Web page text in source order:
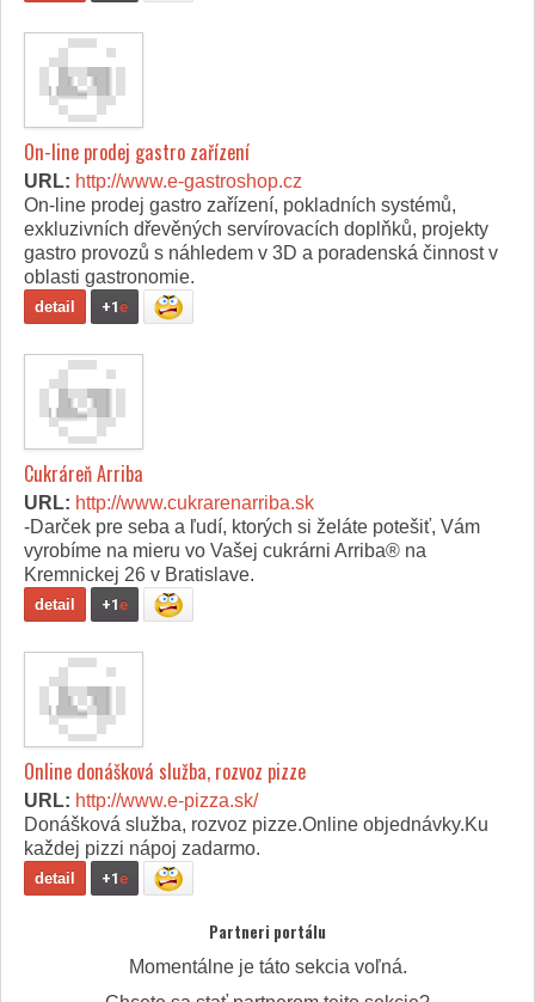
On-line prodej gastro zařízení
URL: http://www.e-gastroshop.cz
On-line prodej gastro zařízení, pokladních systémů,
exkluzivních dřevěných servírovacích doplňků, projekty
gastro provozů s náhledem v 3D a poradenská činnost v
oblasti gastronomie.
detail +1e
Cukráreň Arriba
URL: http://www.cukrarenarriba.sk
-Darček pre seba a ľudí, ktorých si želáte potešiť, Vám
vyrobíme na mieru vo Vašej cukrárni Arriba® na
Kremnickej 26 v Bratislave.
detail +1e
Online donášková služba, rozvoz pizze
URL: http://www.e-pizza.sk/
Donášková služba, rozvoz pizze.Online objednávky.Ku
každej pizzi nápoj zadarmo.
detail +1e
Partneri portálu
Momentálne je táto sekcia voľná.